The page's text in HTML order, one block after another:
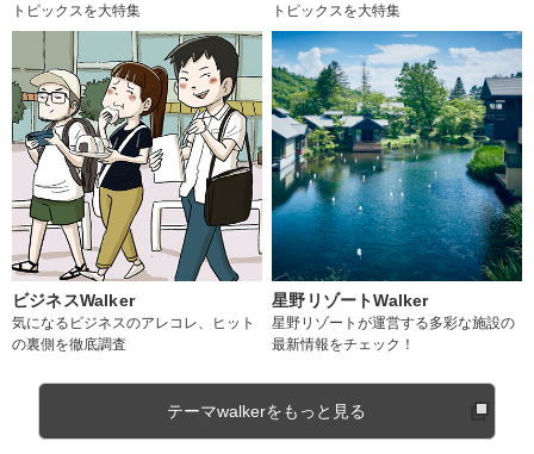
トピックスを大特集
トピックスを大特集
ビジネスWalker
気になるビジネスのアレコレ、ヒット
の裏側を徹底調査
星野リゾートWalker
星野リゾートが運営する多彩な施設の
最新情報をチェック！
テーマwalkerをもっと見る